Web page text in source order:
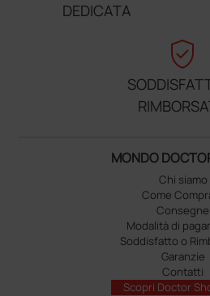
DEDICATA
verified_user
MONDO
Chi siamo
Come
Consegne
Modalità di
Soddisfatto o
Garanzie
Contatti
Scopri Doctor